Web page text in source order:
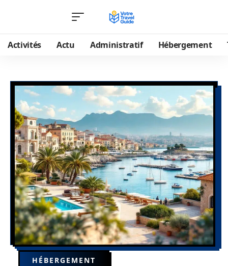
Activités Actu Administratif Hébergement
HÉBERGEMENT